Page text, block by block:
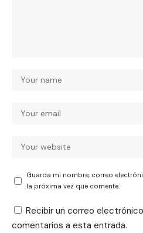
Guarda mi nombre, correo
la próxima vez que comente.
Recibir un correo
comentarios a esta entrada.